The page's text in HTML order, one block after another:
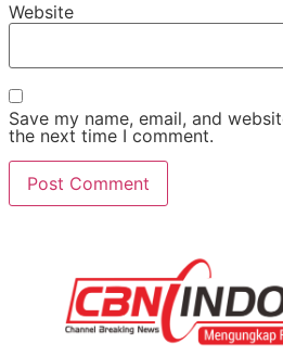
Website
Save my name, email, and
the next time I comment.